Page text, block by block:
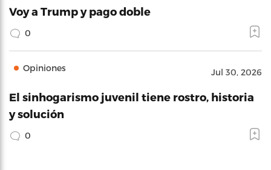
Voy a Trump y pago doble
0
Opiniones Jul 30, 2026
El sinhogarismo juvenil tiene rostro, historia
y solución
0